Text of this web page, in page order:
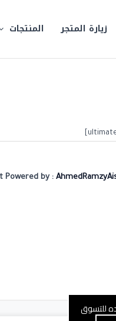
زيارة المتجر المنتجات
Powered by :
للتسوق